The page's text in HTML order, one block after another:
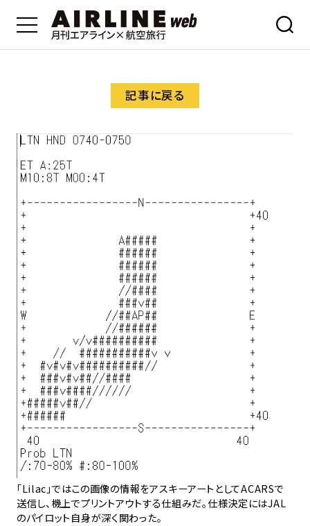
記事に戻る
「Lilac」ではこの画像の情報をアスキーアートとしてACARSで
送信し、機上でプリントアウトする仕組みだ。仕様決定にはJAL
のパイロット自身が深く関わった。